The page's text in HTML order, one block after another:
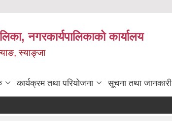
नगरकार्यपालिकाको कार्यालय
स्याङ्जा
कार्यक्रम तथा परियोजना सूचना तथा जानकारी